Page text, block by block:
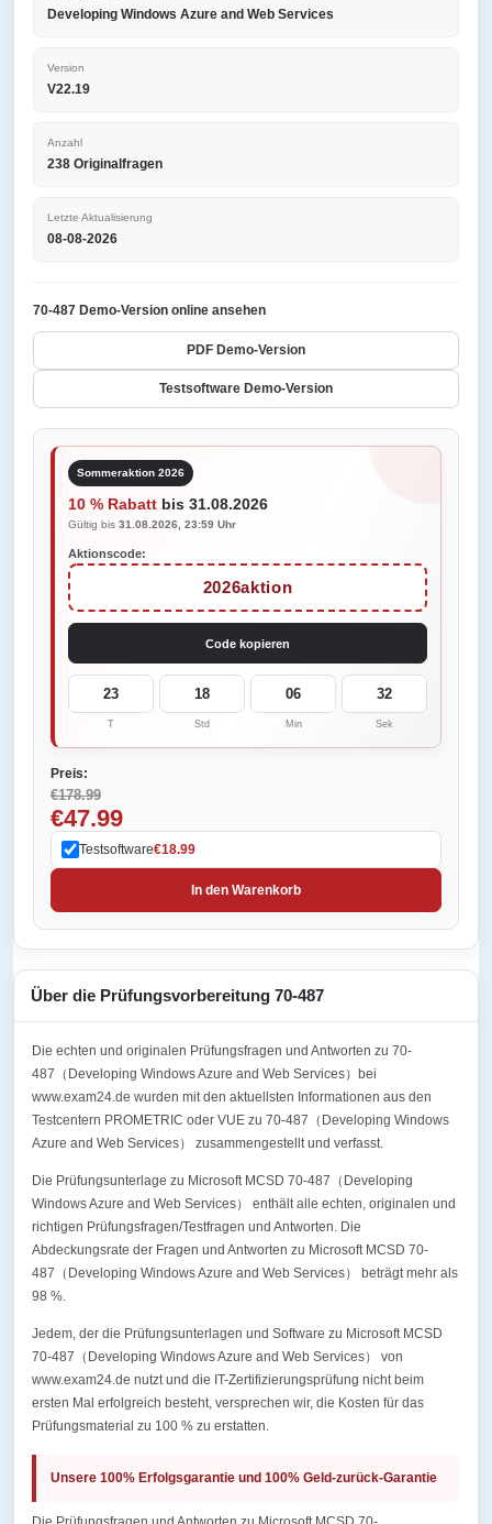
Developing Windows Azure and Web Services
Version
V22.19
Anzahl
238 Originalfragen
Letzte Aktualisierung
08-08-2026
70-487 Demo-Version online ansehen
PDF Demo-Version
Testsoftware Demo-Version
Sommeraktion 2026
10 % Rabatt bis 31.08.2026
Gültig bis 31.08.2026, 23:59 Uhr
Aktionscode:
2026aktion
Code kopieren
23
T
18
Std
06
Min
32
Sek
Preis:
€178.99
€47.99
Testsoftware€18.99
In den Warenkorb
Über die Prüfungsvorbereitung 70-487
Die echten und originalen Prüfungsfragen und Antworten zu 70-
487（Developing Windows Azure and Web Services）bei
www.exam24.de wurden mit den aktuellsten Informationen aus den
Testcentern PROMETRIC oder VUE zu 70-487（Developing Windows
Azure and Web Services） zusammengestellt und verfasst.
Die Prüfungsunterlage zu Microsoft MCSD 70-487（Developing
Windows Azure and Web Services） enthält alle echten, originalen und
richtigen Prüfungsfragen/Testfragen und Antworten. Die
Abdeckungsrate der Fragen und Antworten zu Microsoft MCSD 70-
487（Developing Windows Azure and Web Services） beträgt mehr als
98 %.
Jedem, der die Prüfungsunterlagen und Software zu Microsoft MCSD
70-487（Developing Windows Azure and Web Services） von
www.exam24.de nutzt und die IT-Zertifizierungsprüfung nicht beim
ersten Mal erfolgreich besteht, versprechen wir, die Kosten für das
Prüfungsmaterial zu 100 % zu erstatten.
Unsere 100% Erfolgsgarantie und 100% Geld-zurück-Garantie